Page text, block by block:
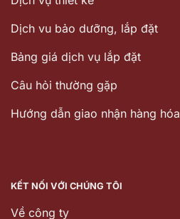
Dịch vu bảo dưỡng, lắp đặt
Bảng giá dịch vụ lắp đặt
Câu hỏi thường gặp
Hướng dẫn giao nhận hàng hóa
KẾT NỐI VỚI CHÚNG TÔI
Về công ty